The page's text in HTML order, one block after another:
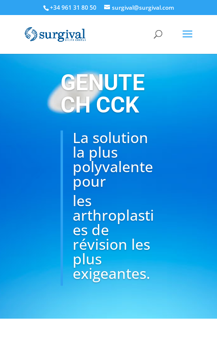
+34 961 31 80 50 surgival@surgival.com
GENUTE
CH CCK
La solution
la plus
polyvalente
pour
les
arthroplasti
es de
révision les
plus
exigeantes.